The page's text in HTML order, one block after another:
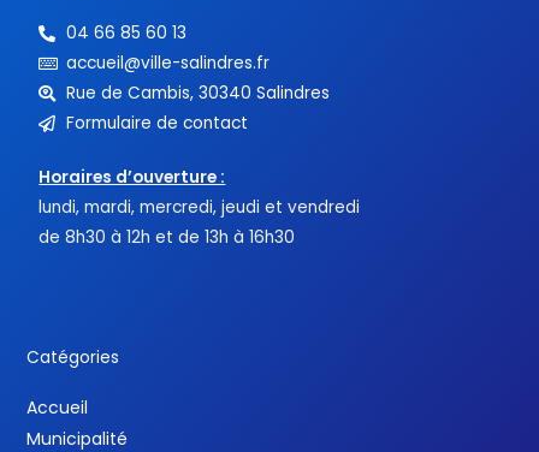
04 66 85 60 13
accueil@ville-salindres.fr
Rue de Cambis, 30340 Salindres
Formulaire de contact
Horaires d’ouverture :
lundi, mardi, mercredi, jeudi et vendredi
de 8h30 à 12h et de 13h à 16h30
Catégories
Accueil
Municipalité